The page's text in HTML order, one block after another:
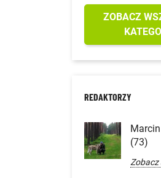
ZOBACZ
REDAKTORZY
(73)
Zobacz